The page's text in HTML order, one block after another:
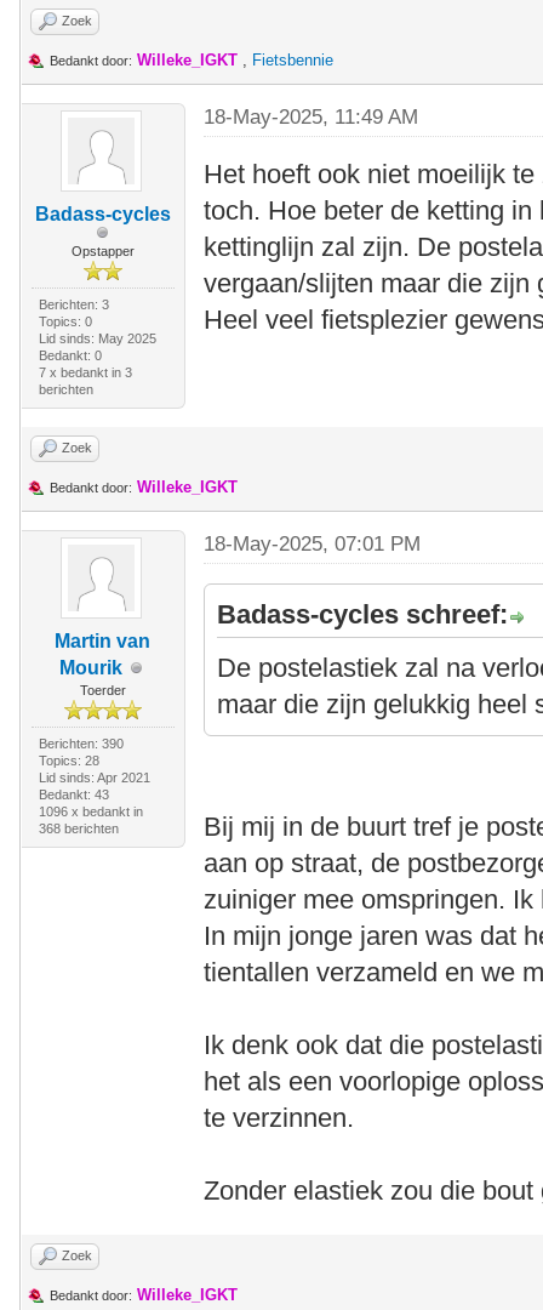
Zoek
Bedankt door: Willeke_IGKT , Fietsbennie
Badass-cycles
Opstapper
Berichten: 3
Topics: 0
Lid sinds: May 2025
Bedankt: 0
7 x bedankt in 3
berichten
18-May-2025, 11:49 AM
Het hoeft ook niet moeilijk
toch. Hoe beter de ketting
kettinglijn zal zijn. De
vergaan/slijten maar die zijn
Heel veel fietsplezier
Zoek
Bedankt door: Willeke_IGKT
Martin van
Mourik
Toerder
Berichten: 390
Topics: 28
Lid sinds: Apr 2021
Bedankt: 43
1096 x bedankt in
368 berichten
18-May-2025, 07:01 PM
Badass-cycles schreef:
De postelastiek zal na
maar die zijn gelukkig heel
Bij mij in de buurt tref je
aan op straat, de
zuiniger mee omspringen.
In mijn jonge jaren was dat
tientallen verzameld en we
Ik denk ook dat die
het als een voorlopige
te verzinnen.
Zonder elastiek zou die
Zoek
Bedankt door: Willeke_IGKT